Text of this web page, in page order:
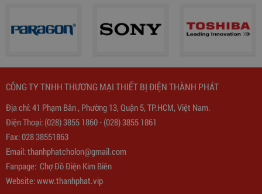
Biến Áp Đổi Nguồn DN020
775,000đ
CÔNG TY TNHH THƯƠNG MẠI THIẾT BỊ ĐIỆN THÀNH PHÁT
Địa chỉ: 41 Phạm Bân , Phường 13, Quận 5, TP.HCM, Việt Nam.
Điện Thoại: (028) 3855 1860- (028) 3855 1861
Fax: 028 38551863
Email:thanhphatcholon@gmail.com
Fanpage: Chợ Đồ Điện Kim Biên
Website: www.thanhphat.vip